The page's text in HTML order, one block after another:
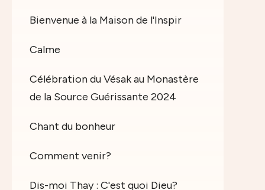
Bienvenue à la Maison de l'Inspir
Calme
Célébration du Vésak au Monastère
de la Source Guérissante 2024
Chant du bonheur
Comment venir?
Dis-moi Thay : C'est quoi Dieu?